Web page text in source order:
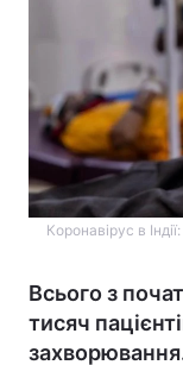
Коронавірус в
Всього з
тисяч